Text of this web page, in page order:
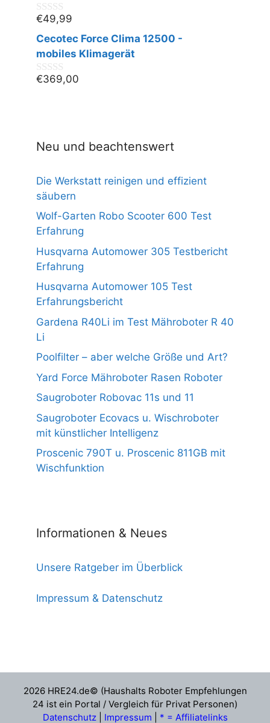
0
v
o
n
€49,99
Cecotec Force Clima 12500 -
mobiles Klimagerät
0
€369,00
Neu und beachtenswert
Die Werkstatt reinigen und effizient
säubern
Wolf-Garten Robo Scooter 600 Test
Erfahrung
Husqvarna Automower 305 Testbericht
Erfahrung
Husqvarna Automower 105 Test
Erfahrungsbericht
Gardena R40Li im Test Mähroboter R 40
Li
Poolfilter – aber welche Größe und Art?
Yard Force Mähroboter Rasen Roboter
Saugroboter Robovac 11s und 11
Saugroboter Ecovacs u. Wischroboter
mit künstlicher Intelligenz
Proscenic 790T u. Proscenic 811GB mit
Wischfunktion
Informationen & Neues
Unsere Ratgeber im Überblick
Impressum & Datenschutz
2026 HRE24.de© (Haushalts Roboter Empfehlungen
24 ist ein Portal / Vergleich für Privat Personen)
Datenschutz| Impressum * = Affiliatelinks